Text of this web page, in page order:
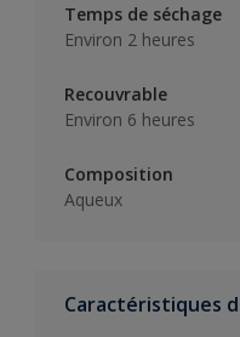
Temps de séchage
Environ 2 heures
Recouvrable
Environ 6 heures
Composition
Aqueux
Caractéristiques